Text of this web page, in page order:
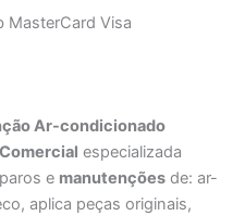
MasterCard Visa
Ar-condicionado
especializada
e manutenções de: ar-
aplica peças originais,